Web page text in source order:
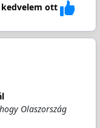
kedvelem ott
Olaszország